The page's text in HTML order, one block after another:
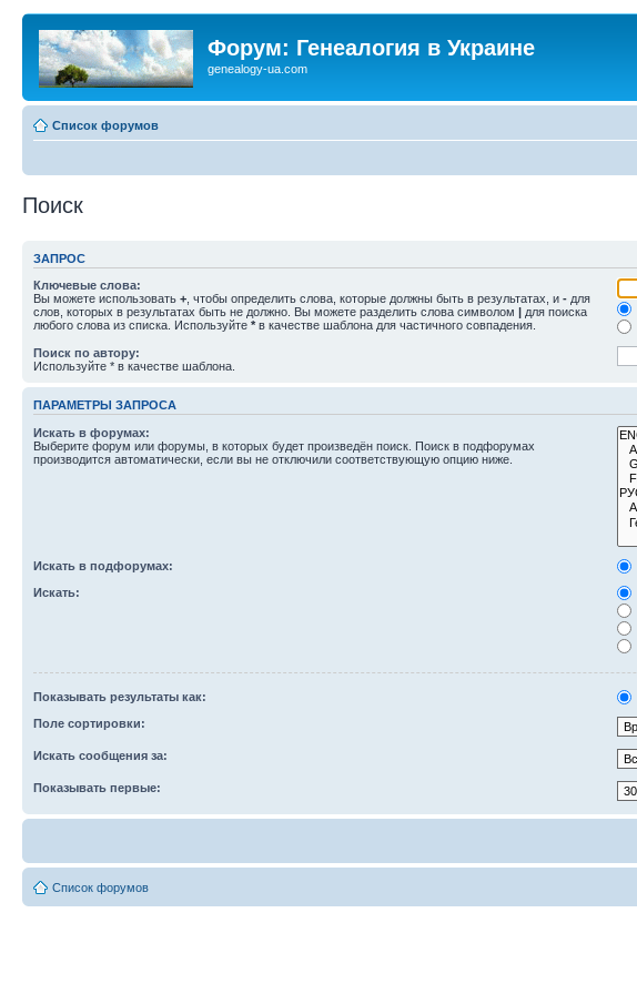
Форум: Генеалогия в Украине
genealogy-ua.com
Список форумов
Поиск
ЗАПРОС
Ключевые слова:
Вы можете использовать + , чтобы определить слова, которые должны быть в результатах, и - для
слов, которых в результатах быть не должно. Вы можете разделить слова символом | для поиска
любого слова из списка. Используйте * в качестве шаблона для частичного совпадения.
Поиск по автору:
Используйте * в качестве шаблона.
ПАРАМЕТРЫ ЗАПРОСА
Искать в форумах:
Выберите форум или форумы, в которых будет произведён поиск. Поиск в подфорумах
производится автоматически, если вы не отключили соответствующую опцию ниже.
Искать в подфорумах:
Искать:
Показывать результаты как:
Поле сортировки:
Искать сообщения за:
Показывать первые:
Список форумов